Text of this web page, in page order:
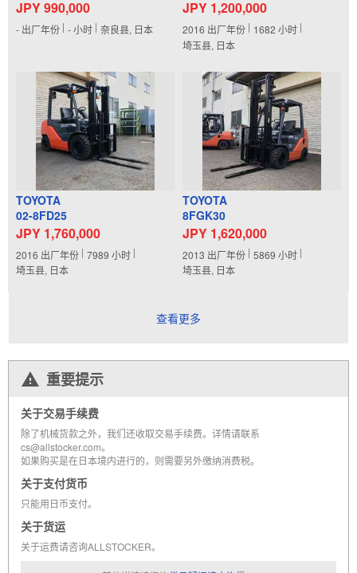
JPY 990,000
- 出厂年份 -小时 奈良县, 日本
JPY 1,200,000
2016 出厂年份 1682 小时
埼玉县, 日本
TOYOTA
02-8FD25
JPY 1,760,000
2016 出厂年份 7989 小时
埼玉县, 日本
TOYOTA
8FGK30
JPY 1,620,000
2013 出厂年份 5869 小时
埼玉县, 日本
查看更多
重要提示
关于交易手续费
除了机械货款之外，我们还收取交易手续费。详情请联系
cs@allstocker.com。
如果购买是在日本境内进行的，则需要另外缴纳消费税。
关于支付货币
只能用日币支付。
关于货运
关于运费请咨询ALLSTOCKER。